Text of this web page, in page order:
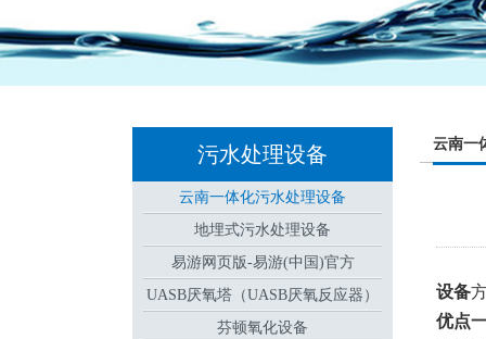
污水处理设备
云南一体化污水处理设备
地埋式污水处理设备
易游网页版-易游(中国)官方
UASB厌氧塔（UASB厌氧反应器）
芬顿氧化设备
云南一
设备
优点